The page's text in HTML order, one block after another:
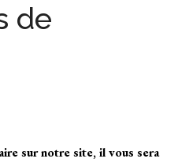
de
sur notre site, il vous sera